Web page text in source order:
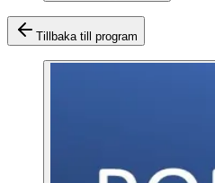
Tillbaka till program